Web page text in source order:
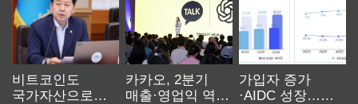
비트코인도
국가자산으로…'
카카오, 2분기
매출·영업익 역대
가입자 증가
·AIDC 성장…